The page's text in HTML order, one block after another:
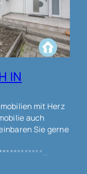
IN
mit Herz
auch
Sie gerne